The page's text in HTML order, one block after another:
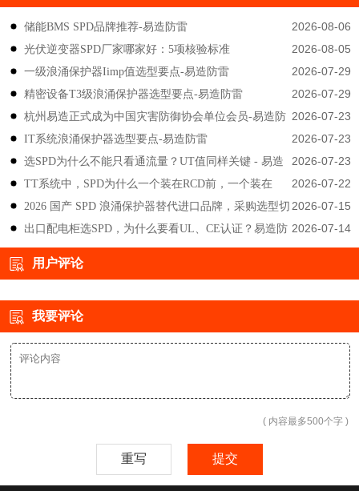
2026-08-06
储能BMS SPD品牌推荐-易造防雷
2026-08-05
光伏逆变器SPD厂家哪家好：5项核验标准
2026-07-29
一级浪涌保护器Iimp值选型要点-易造防雷
2026-07-29
精密设备T3级浪涌保护器选型要点-易造防雷
2026-07-23
杭州易造正式成为中国灾害防御协会单位会员-易造防
雷
2026-07-23
IT系统浪涌保护器选型要点-易造防雷
2026-07-23
选SPD为什么不能只看通流量？UT值同样关键 - 易造
防雷
2026-07-22
TT系统中，SPD为什么一个装在RCD前，一个装在
后？-易造防雷
2026-07-15
2026 国产 SPD 浪涌保护器替代进口品牌，采购选型切
勿只对比价格-易造防雷
2026-07-14
出口配电柜选SPD，为什么要看UL、CE认证？易造防
雷技术解答
用户评论
我要评论
( 内容最多500个字 )
重写 提交